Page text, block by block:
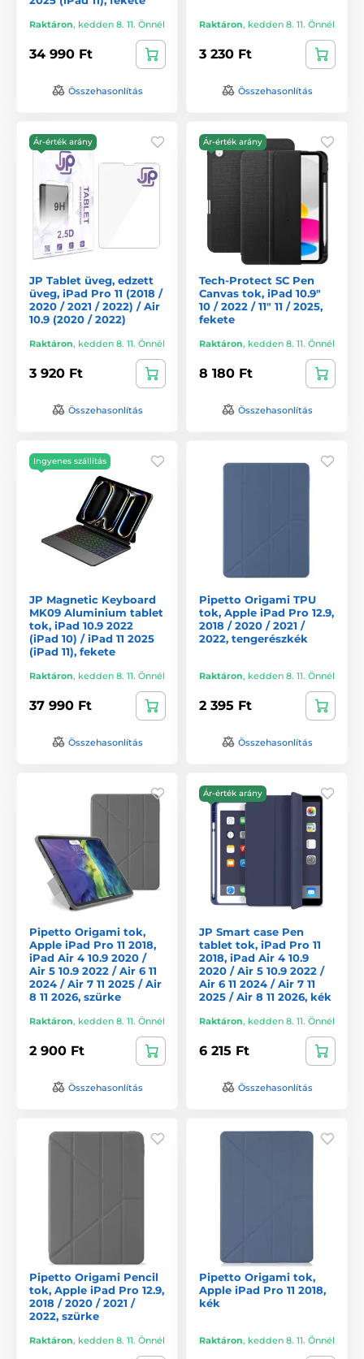
Raktáron, kedden 8. 11. Önnél
34 990 Ft
Összehasonlítás
Raktáron, kedden 8. 11. Önnél
3 230 Ft
Összehasonlítás
Ár-érték arány
JP Tablet üveg, edzett
üveg, iPad Pro 11 (2018 /
2020 / 2021 / 2022) / Air
10.9 (2020 / 2022)
Raktáron, kedden 8. 11. Önnél
3 920 Ft
Összehasonlítás
Ár-érték arány
Tech-Protect SC Pen
Canvas tok, iPad 10.9"
10 / 2022 / 11" 11 / 2025,
fekete
Raktáron, kedden 8. 11. Önnél
8 180 Ft
Összehasonlítás
Ingyenes szállítás
JP Magnetic Keyboard
MK09 Aluminium tablet
tok, iPad 10.9 2022
(iPad 10) / iPad 11 2025
(iPad 11), fekete
Raktáron, kedden 8. 11. Önnél
37 990 Ft
Összehasonlítás
Pipetto Origami TPU
tok, Apple iPad Pro 12.9,
2018 / 2020 / 2021 /
2022, tengerészkék
Raktáron, kedden 8. 11. Önnél
2 395 Ft
Összehasonlítás
Pipetto Origami tok,
Apple iPad Pro 11 2018,
iPad Air 4 10.9 2020 /
Air 5 10.9 2022 / Air 6 11
2024 / Air 7 11 2025 / Air
8 11 2026, szürke
Raktáron, kedden 8. 11. Önnél
2 900 Ft
Összehasonlítás
Ár-érték arány
JP Smart case Pen
tablet tok, iPad Pro 11
2018, iPad Air 4 10.9
2020 / Air 5 10.9 2022 /
Air 6 11 2024 / Air 7 11
2025 / Air 8 11 2026, kék
Raktáron, kedden 8. 11. Önnél
6 215 Ft
Összehasonlítás
Pipetto Origami Pencil
tok, Apple iPad Pro 12.9,
2018 / 2020 / 2021 /
2022, szürke
Raktáron, kedden 8. 11. Önnél
Pipetto Origami tok,
Apple iPad Pro 11 2018,
kék
Raktáron, kedden 8. 11. Önnél